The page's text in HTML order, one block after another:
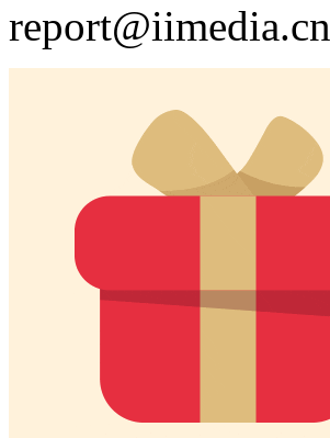
report@iimedia.cn